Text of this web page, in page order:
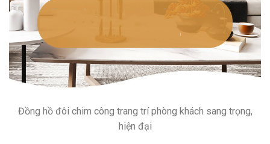
Đồng hồ đôi chim công trang trí phòng khách sang trọng,
hiện đại